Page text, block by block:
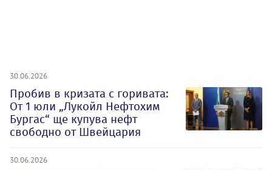
30.06.2026
Пробив в кризата с горивата:
От 1 юли „Лукойл Нефтохим
Бургас“ ще купува нефт
свободно от Швейцария
30.06.2026